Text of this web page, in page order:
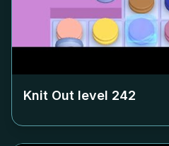
Knit Out level 242